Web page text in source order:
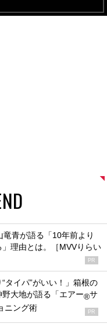
青が語る「10年前より
理由とは。［MVVりらい
PR
タイパ”がいい！」箱根の
大地が語る「エアー®サ
ニング術 PR